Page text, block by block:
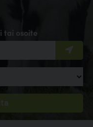
tai osoite